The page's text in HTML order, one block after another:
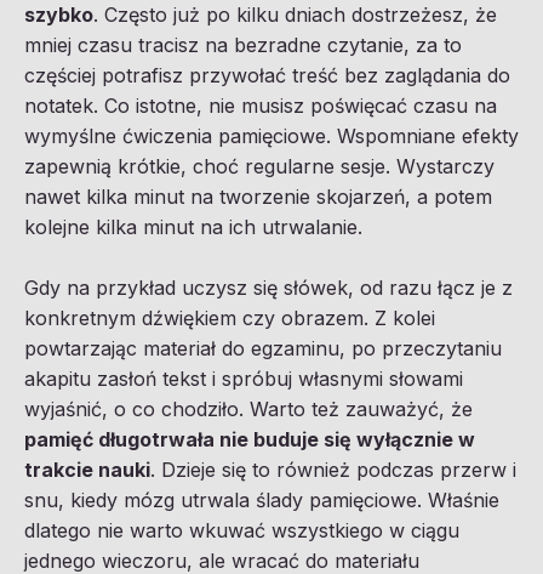
szybko. Często już po kilku dniach dostrzeżesz, że
mniej czasu tracisz na bezradne czytanie, za to
częściej potrafisz przywołać treść bez zaglądania do
notatek. Co istotne, nie musisz poświęcać czasu na
wymyślne ćwiczenia pamięciowe. Wspomniane efekty
zapewnią krótkie, choć regularne sesje. Wystarczy
nawet kilka minut na tworzenie skojarzeń, a potem
kolejne kilka minut na ich utrwalanie.
Gdy na przykład uczysz się słówek, od razu łącz je z
konkretnym dźwiękiem czy obrazem. Z kolei
powtarzając materiał do egzaminu, po przeczytaniu
akapitu zasłoń tekst i spróbuj własnymi słowami
wyjaśnić, o co chodziło. Warto też zauważyć, że
pamięć długotrwała nie buduje się wyłącznie w
trakcie nauki. Dzieje się to również podczas przerw i
snu, kiedy mózg utrwala ślady pamięciowe. Właśnie
dlatego nie warto wkuwać wszystkiego w ciągu
jednego wieczoru, ale wracać do materiału